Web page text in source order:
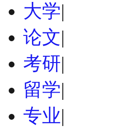
大学|
论文|
考研|
留学|
专业|